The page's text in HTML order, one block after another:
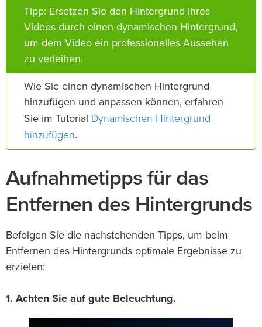
Tipp: Ersetzen Sie den Hintergrund Ihres
Videos durch einen dynamischen Hintergrund,
um dem Video ein professionelles Aussehen
zu verleihen.
Wie Sie einen dynamischen Hintergrund
hinzufügen und anpassen können, erfahren
Sie im Tutorial Dynamischen Hintergrund
hinzufügen.
Aufnahmetipps für das
Entfernen des Hintergrunds
Befolgen Sie die nachstehenden Tipps, um beim
Entfernen des Hintergrunds optimale Ergebnisse zu
erzielen:
1. Achten Sie auf gute Beleuchtung.